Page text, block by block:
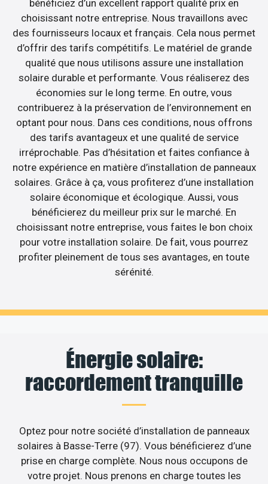
bénéficiez d’un excellent rapport qualité prix en
choisissant notre entreprise. Nous travaillons avec
des fournisseurs locaux et français. Cela nous permet
d’offrir des tarifs compétitifs. Le matériel de grande
qualité que nous utilisons assure une installation
solaire durable et performante. Vous réaliserez des
économies sur le long terme. En outre, vous
contribuerez à la préservation de l’environnement en
optant pour nous. Dans ces conditions, nous offrons
des tarifs avantageux et une qualité de service
irréprochable. Pas d’hésitation et faites confiance à
notre expérience en matière d’installation de panneaux
solaires. Grâce à ça, vous profiterez d’une installation
solaire économique et écologique. Aussi, vous
bénéficierez du meilleur prix sur le marché. En
choisissant notre entreprise, vous faites le bon choix
pour votre installation solaire. De fait, vous pourrez
profiter pleinement de tous ses avantages, en toute
sérénité.
Énergie solaire:
raccordement tranquille
Optez pour notre société d’installation de panneaux
solaires à Basse-Terre (97). Vous bénéficierez d’une
prise en charge complète. Nous nous occupons de
votre projet. Nous prenons en charge toutes les